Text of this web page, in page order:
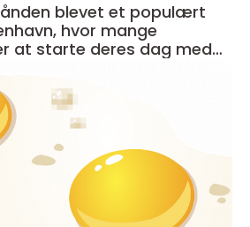
blevet et populært
hvor mange
at starte deres dag med